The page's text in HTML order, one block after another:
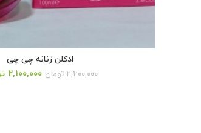
ادکلن زنانه چی چی
۲,۲۰۰,۰۰۰ تومان قیمت
۲,۱۰۰,۰۰۰